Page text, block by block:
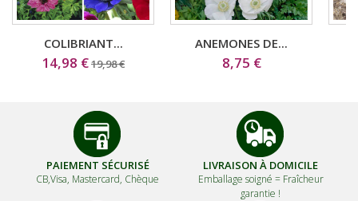
COLIBRIANT...
14,98 €19,98 €
ANEMONES DE...
8,75 €
PAIEMENT SÉCURISÉ
CB,Visa, Mastercard, Chèque
LIVRAISON À DOMICILE
Emballage soigné = Fraîcheur
garantie !